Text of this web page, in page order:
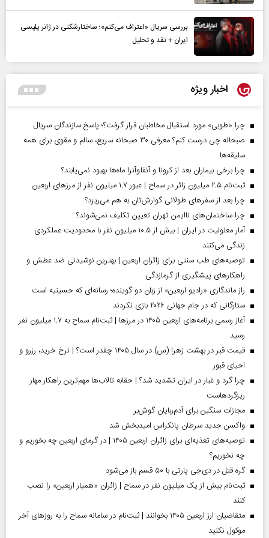
بررسی سریال «اعتراف می‌کنم»؛ ساختارشکنی در ژانر پلیسی
ایران + نقد و تحلیل
اخبار ویژه
چرا «طوبی» مورد استقبال مخاطبان قرار گرفت؟؛ پاسخ سازندگان سریال
صبحانه چی درست کنم؟ معرفی ۳۰ صبحانه سریع، سالم و مقوی برای همه
سلیقه‌ها
چرا برخی بیماران بعد از کرونا و آنفلوآنزا ماه‌ها بهبود نمی‌یابند؟
ثبت‌نام ۲.۵ میلیون زائر در سماح | عبور ۱.۷ میلیون نفر از مرز‌های اربعین
چرا بعد از سفرهای طولانی گوارش‌تان به هم می‌ریزد؟
چرا ساختمان‌های ناایمن تهران تعیین تکلیف نمی‌شوند؟
آمار معلولیت در ایران | بیش از ۱۰.۵ میلیون نفر با محدودیت عملکردی
زندگی می‌کنند
توصیه‌های طب سنتی برای زائران اربعین | بهترین نوشیدنی ضد عطش و
راهکارهای پیشگیری از گرمازدگی
راز ماندگاری «رادیو اربعین» از زبان دو گوینده؛ رسانه‌ای که حسینیه است
ستارگانی که در جام جهانی ۲۰۲۶ بازی نکردند
آغاز رسمی برنامه‌های اربعین ۱۴۰۵ در مرز‌ها | ثبت‌نام سماح به ۱.۷ میلیون نفر
رسید
قیمت قبر در بهشت زهرا (س) در سال ۱۴۰۵ چقدر است؟ | نرخ خرید، رزرو و
احیای قبور
چرا گرد و غبار در ایران تشدید شد؟ | حقابه تالاب‌ها مهم‌ترین راهکار مهار
ریزگردهاست
مجازات سنگین برای آدم‌ربایان گوش‌بر
واکسن جدید سرطان پانکراس امیدبخش شد
توصیه‌های تغذیه‌ای برای زائران اربعین ۱۴۰۵ | در گرمای اربعین چه بخوریم و
چه نخوریم؟
گره قتل در دی‌جی پارتی با ۵۰ قسم باز می‌شود
ثبت‌نام بیش از یک میلیون نفر در سماح | زائران «همیار اربعین» را نصب
کنند
متقاضیان ارز اربعین ۱۴۰۵ بخوانند | ثبت‌نام در سامانه سماح را به روز‌های آخر
موکول نکنید